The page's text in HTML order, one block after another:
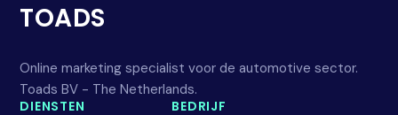
TOADS
Online marketing specialist voor de automotive sector.
Toads BV - The Netherlands.
DIENSTEN
BEDRIJF